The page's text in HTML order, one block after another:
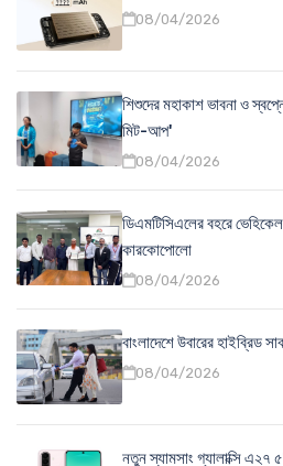
08/04/2026
শিশুদের মহাকাশ ভাবনা ও
মিট-আপ'
08/04/2026
ডিএমটিসিএলের বহরে
কারকোপোলো
08/04/2026
বাংলাদেশে উবারের হাইব্রিড
08/04/2026
নতুন স্যামসাং গ্যালাক্সি এ২৭